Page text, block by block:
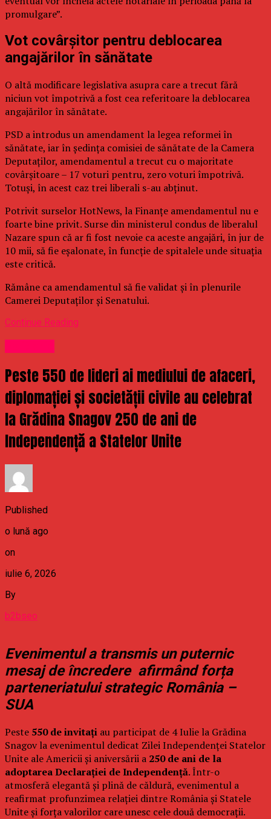
promulgare”.
Vot covârșitor pentru deblocarea
angajărilor în sănătate
O altă modificare legislativa asupra care a trecut fără
niciun vot împotrivă a fost cea referitoare la deblocarea
angajărilor în sănătate.
PSD a introdus un amendament la legea reformei în
sănătate, iar în ședința comisiei de sănătate de la Camera
Deputaților, amendamentul a trecut cu o majoritate
covârșitoare – 17 voturi pentru, zero voturi împotrivă.
Totuși, în acest caz trei liberali s-au abținut.
Potrivit surselor HotNews, la Finanțe amendamentul nu e
foarte bine privit. Surse din ministerul condus de liberalul
Nazare spun că ar fi fost nevoie ca aceste angajări, în jur de
10 mii, să fie eșalonate, în funcție de spitalele unde situația
este critică.
Rămâne ca amendamentul să fie validat și în plenurile
Camerei Deputaților și Senatului.
Continue Reading
Peste 550 de lideri ai mediului de afaceri,
diplomației și societății civile au celebrat
la Grădina Snagov 250 de ani de
Independență a Statelor Unite
Published
o lună ago
on
iulie 6, 2026
By
b2bseo
Evenimentul a transmis un puternic
mesaj de încredere afirmând forța
parteneriatului strategic România –
SUA
Peste 550 de invitați au participat de 4 Iulie la Grădina
Snagov la evenimentul dedicat Zilei Independenței Statelor
Unite ale Americii și aniversării a 250 de ani de la
adoptarea Declarației de Independență. Într-o
atmosferă elegantă și plină de căldură, evenimentul a
reafirmat profunzimea relației dintre România și Statele
Unite și forța valorilor care unesc cele două democrații.